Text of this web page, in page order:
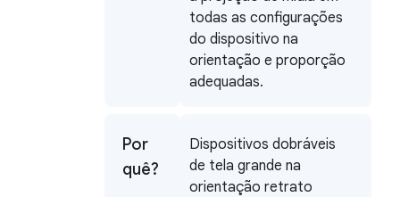
todas as configurações
do dispositivo na
orientação e proporção
adequadas.
Por
quê?
Dispositivos dobráveis
de tela grande na
orientação retrato